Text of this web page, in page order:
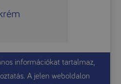
információkat tartalmaz,
A jelen weboldalon